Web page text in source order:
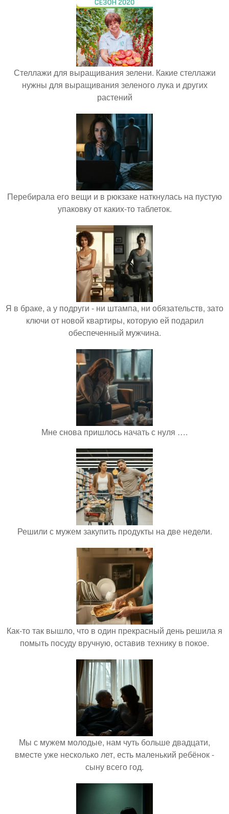
Стеллажи для выращивания зелени. Какие стеллажи
нужны для выращивания зеленого лука и других
растений
Перебирала его вещи и в рюкзаке наткнулась на пустую
упаковку от каких-то таблеток.
Я в браке, а у подруги - ни штампа, ни обязательств, зато
ключи от новой квартиры, которую ей подарил
обеспеченный мужчина.
Мне снова пришлось начать с нуля ….
Решили с мужем закупить продукты на две недели.
Как-то так вышло, что в один прекрасный день решила я
помыть посуду вручную, оставив технику в покое.
Мы с мужем молодые, нам чуть больше двадцати,
вместе уже несколько лет, есть маленький ребёнок -
сыну всего год.